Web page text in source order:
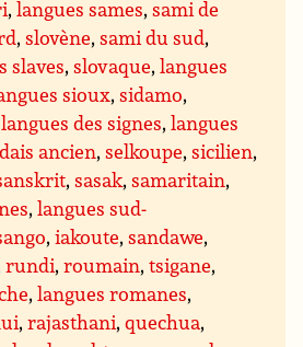
,langues sames,sami de
,slovène,sami du sud,
slaves,slovaque,langues
sioux,sidamo,
langues des signes,langues
ancien,selkoupe,sicilien,
,sasak,samaritain,
,langues sud-
,iakoute,sandawe,
rundi,roumain,tsigane,
,langues romanes,
,rajasthani,quechua,